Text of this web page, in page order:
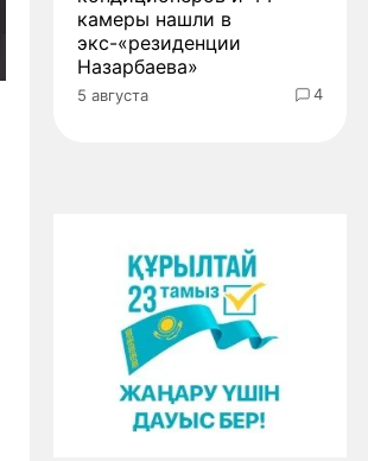
камеры нашли в
экс-«резиденции
Назарбаева»
5 августа 4